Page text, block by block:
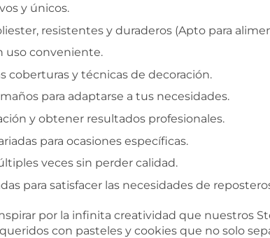
y únicos.
resistentes y duraderos (Apto para
uso conveniente.
coberturas y técnicas de decoración.
para adaptarse a tus necesidades.
y obtener resultados profesionales.
para ocasiones específicas.
veces sin perder calidad.
para satisfacer las necesidades de
por la infinita creatividad que nuestros
con pasteles y cookies que no solo